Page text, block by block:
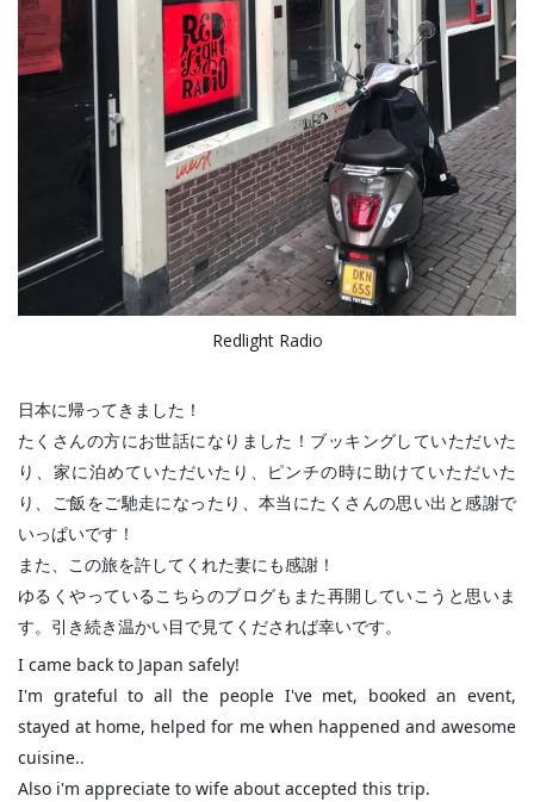
Redlight Radio
日本に帰ってきました！
たくさんの方にお世話になりました！ブッキングしていただいた
り、家に泊めていただいたり、ピンチの時に助けていただいた
り、ご飯をご馳走になったり、本当にたくさんの思い出と感謝で
いっぱいです！
また、この旅を許してくれた妻にも感謝！
ゆるくやっているこちらのブログもまた再開していこうと思いま
す。引き続き温かい目で見てくだされば幸いです。
I came back to Japan safely!
I'm grateful to all the people I've met, booked an event,
stayed at home, helped for me when happened and awesome
cuisine..
Also i'm appreciate to wife about accepted this trip.